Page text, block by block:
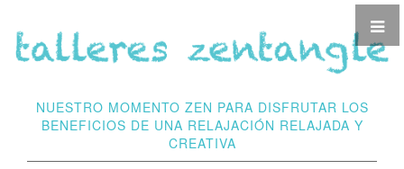
NUESTRO MOMENTO ZEN PARA DISFRUTAR LOS
BENEFICIOS DE UNA RELAJACIÓN RELAJADA Y
CREATIVA